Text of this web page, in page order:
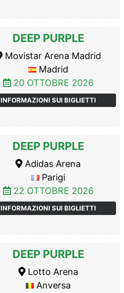
DEEP PURPLE
Movistar Arena Madrid
Madrid
20 OTTOBRE 2026
INFORMAZIONI SUI BIGLIETTI
DEEP PURPLE
Adidas Arena
Parigi
22 OTTOBRE 2026
INFORMAZIONI SUI BIGLIETTI
DEEP PURPLE
Lotto Arena
Anversa